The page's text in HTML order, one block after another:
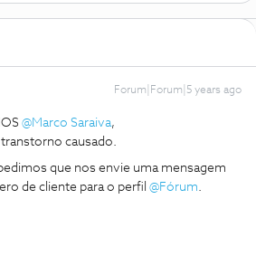
Forum|Forum|5 years ago
@Marco Saraiva,
causado.
que nos envie uma mensagem
de cliente para o perfil @Fórum.